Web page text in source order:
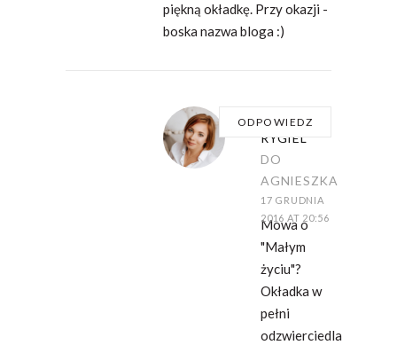
piękną okładkę. Przy okazji -
boska nazwa bloga :)
DOMINIKA
RYGIEL
DO
AGNIESZKA
17 GRUDNIA
2016 AT 20:56
ODPOWIEDZ
Mowa o
"Małym
życiu"?
Okładka w
pełni
odzwierciedla